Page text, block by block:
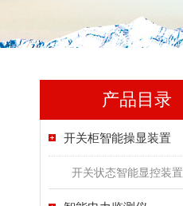
产品目录
开关柜智能操显装置
开关状态智能显控装置